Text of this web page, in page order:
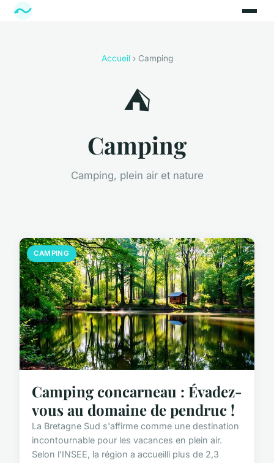
Accueil› Camping
⛺
Camping
Camping, plein air et nature
CAMPING
Camping concarneau : Évadez-
vous au domaine de pendruc !
La Bretagne Sud s'affirme comme une destination
incontournable pour les vacances en plein air.
Selon l'INSEE, la région a accueilli plus de 2,3